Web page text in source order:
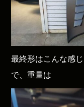
最終形はこんな感じ
で、重量は